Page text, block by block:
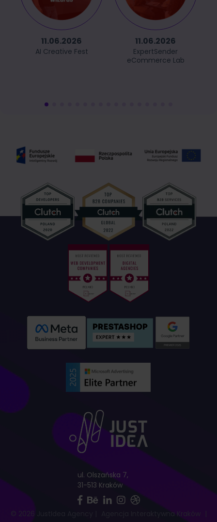
11.06.2026
AI Creative Fest
11.06.2026
ExpertSender
eCommerce Lab
© 2026 JustIdea Agency Agencja Interaktywna Kraków |
ul. Olszańska 7,
31-513 Kraków